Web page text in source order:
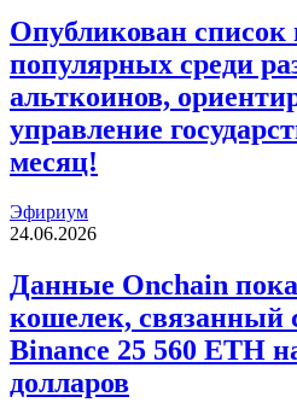
Опубликован список
популярных среди
альткоинов,
управление
месяц!
Эфириум
24.06.2026
Данные Onchain
кошелек, связанный
Binance 25 560 ETH
долларов